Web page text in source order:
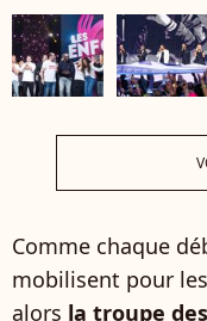
Comme chaque
mobilisent pour
alors la troupe des